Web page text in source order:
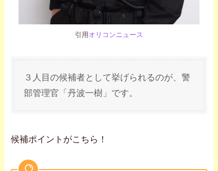
引用オリコンニュース
３人目の候補者として挙げられるのが、警
部管理官「丹波一樹」です。
候補ポイントがこちら！